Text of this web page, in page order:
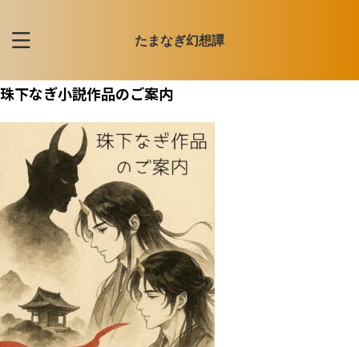
たまなぎ幻想譚
珠下なぎ小説作品のご案内